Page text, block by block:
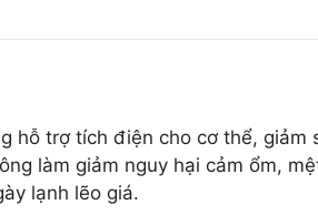
hỗ trợ tích điện cho cơ thể, giảm
làm giảm nguy hại cảm ổm,
lạnh lẽo giá.